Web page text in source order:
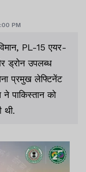
PM
PL-15 एयर-
ड्रोन उपलब्ध
प्रमुख लेफ्टिनेंट
पाकिस्तान को
थी.